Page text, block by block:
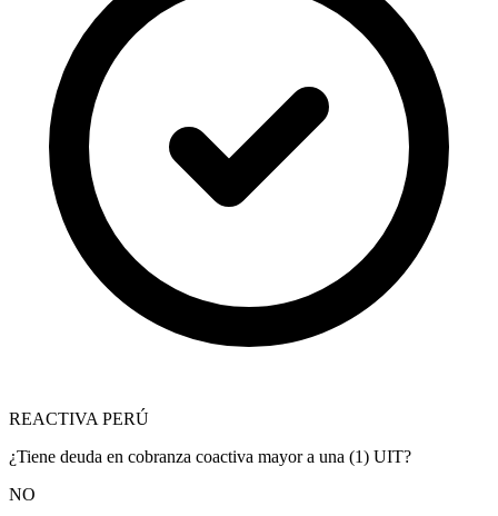
REACTIVA PERÚ
¿Tiene deuda en cobranza coactiva mayor a una (1) UIT?
NO